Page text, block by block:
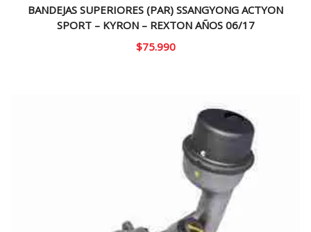
BANDEJAS SUPERIORES (PAR) SSANGYONG ACTYON
SPORT – KYRON – REXTON AÑOS 06/17
$75.990